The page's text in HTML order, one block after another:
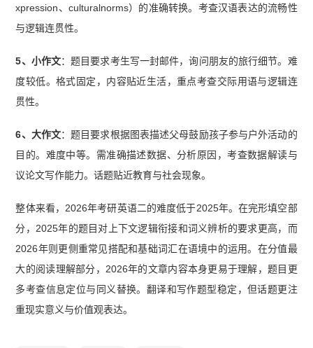
xpression、culturalnorms）的准确转换。考查汉语表达的流畅性
与逻辑连贯性。
5、小作文：题目要求考生写一封邮件，询问朋友的旅行细节。难
度较低。格式固定，内容贴近生活，重点考查交际用语与逻辑连
贯性。
6、大作文：题目要求根据图表描述父母鼓励孩子参与户外活动的
目的。难度中等。需准确描述数据、分析原因，考查数据解读与
议论文写作能力。话题贴近教育与社会现象。
整体来看，2026年考研英语二的难度低于2025年。在完形填空部
分，2025年的题目对上下文逻辑衔接和词义辨析的要求更高，而
2026年则更侧重常见搭配和基础词汇在语境中的运用。在分值最
大的阅读理解部分，2026年的文章内容本身更易于理解，题目更
多考查信息定位与同义替换。翻译和写作题型稳定，但话题更注
重现实意义与价值观表达。